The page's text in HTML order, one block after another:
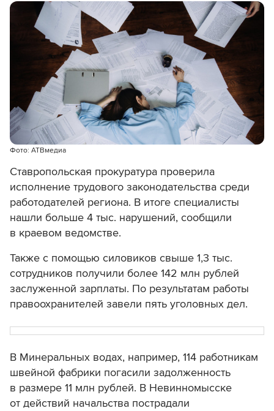
Фото: АТВмедиа
Ставропольская прокуратура проверила
исполнение трудового законодательства среди
работодателей региона. В итоге специалисты
нашли больше 4 тыс. нарушений, сообщили
в краевом ведомстве.
Также с помощью силовиков свыше 1,3 тыс.
сотрудников получили более 142 млн рублей
заслуженной зарплаты. По результатам работы
правоохранителей завели пять уголовных дел.
В Минеральных водах, например, 114 работникам
швейной фабрики погасили задолженность
в размере 11 млн рублей. В Невинномысске
от действий начальства пострадали